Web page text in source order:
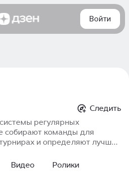
Войти
Следить
регулярных
собирают команды для
и определяют лучших
соревновательной средой,
команды и спортивной
Видео Ролики